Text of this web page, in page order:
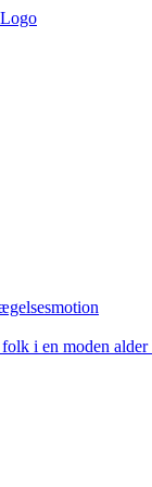
i en moden